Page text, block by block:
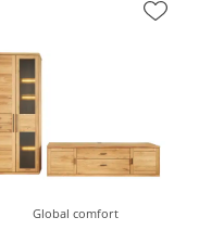
Global comfort